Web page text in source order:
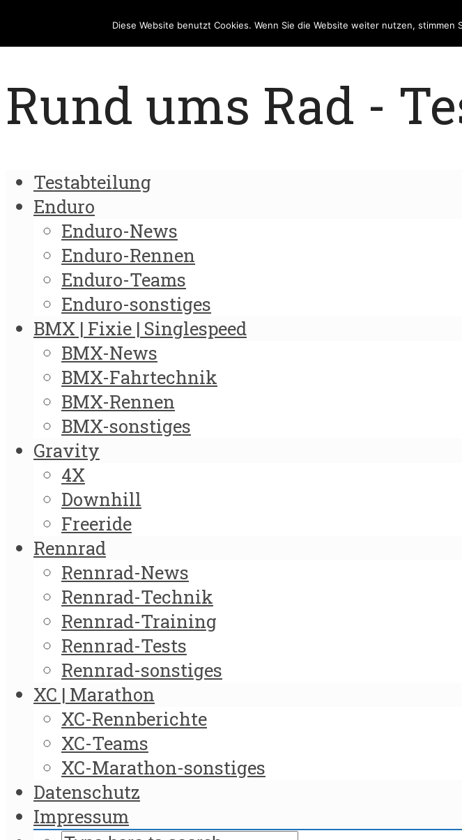
Rund ums Rad -
Testabteilung
Enduro
Enduro-News
Enduro-Rennen
Enduro-Teams
Enduro-sonstiges
BMX | Fixie | Singlespeed
BMX-News
BMX-Fahrtechnik
BMX-Rennen
BMX-sonstiges
Gravity
4X
Downhill
Freeride
Rennrad
Rennrad-News
Rennrad-Technik
Rennrad-Training
Rennrad-Tests
Rennrad-sonstiges
XC | Marathon
XC-Rennberichte
XC-Teams
XC-Marathon-sonstiges
Datenschutz
Impressum
Diese Website benutzt Cookies. Wenn Sie die Website weiter nutzen, stimmen